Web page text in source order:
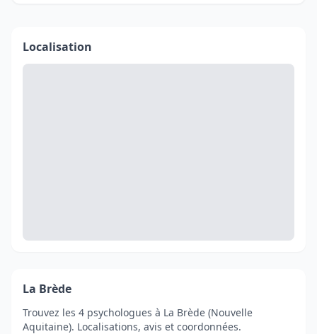
Localisation
La Brède
Trouvez les 4 psychologues à La Brède (Nouvelle
Aquitaine). Localisations, avis et coordonnées.